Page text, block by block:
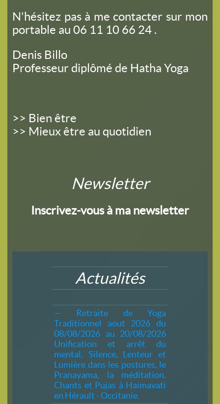
N'hésitez pas à me contacter sur mon
portable au 06 11 10 66 24 .
Denis Billo
Professeur diplômé de Hatha Yoga
>> Bien être
>> Mieux être au quotidien
Newsletter
Inscrivez-vous à ma newsletter
Actualités
— Retraite de Yoga
Traditionnel aout 2026 du
08/08/2026 au 20/08/2026
Unification et arrêt du
mental. Silence, Lenteur et
Lumière dans les postures, le
Pranayama, la méditation.
Chants et Pujas à Haimavati
en Hérault - Occitanie.